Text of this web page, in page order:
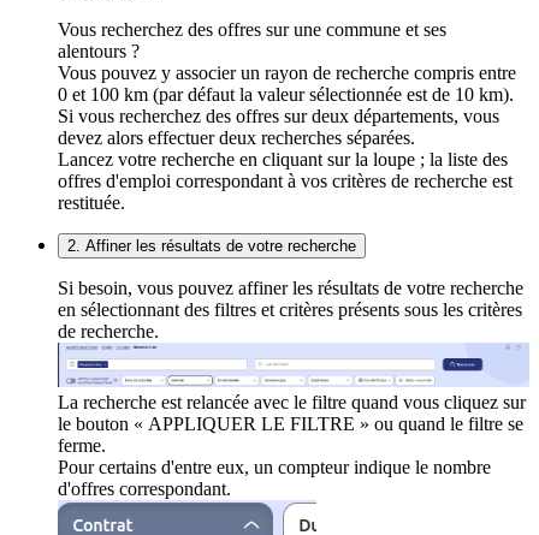
Vous recherchez des offres sur une commune et ses
alentours ?
Vous pouvez y associer un rayon de recherche compris entre
0 et 100 km (par défaut la valeur sélectionnée est de 10 km).
Si vous recherchez des offres sur deux départements, vous
devez alors effectuer deux recherches séparées.
Lancez votre recherche en cliquant sur la loupe ; la liste des
offres d'emploi correspondant à vos critères de recherche est
restituée.
2. Affiner les résultats de votre recherche
Si besoin, vous pouvez affiner les résultats de votre recherche
en sélectionnant des filtres et critères présents sous les critères
de recherche.
La recherche est relancée avec le filtre quand vous cliquez sur
le bouton « APPLIQUER LE FILTRE » ou quand le filtre se
ferme.
Pour certains d'entre eux, un compteur indique le nombre
d'offres correspondant.